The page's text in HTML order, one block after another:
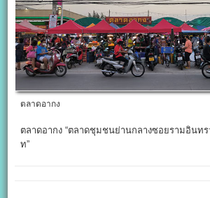
ตลาดอากง
ตลาดอากง “ตลาดชุมชนย่านกลางซอยรามอินท
ท”